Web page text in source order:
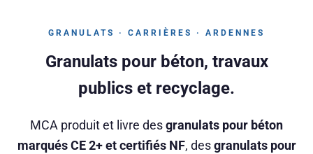
GRANULATS · CARRIÈRES · ARDENNES
Granulats pour béton, travaux
publics et recyclage.
MCA produit et livre desgranulats pour béton
marqués CE 2+ et certifiés NF, desgranulats pour